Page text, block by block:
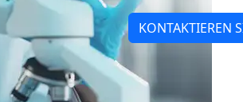
KONTAKTIEREN